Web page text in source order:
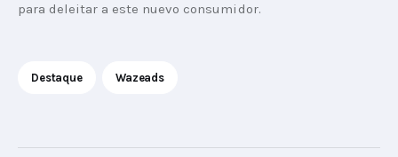
para deleitar a este nuevo consumidor.
Destaque Wazeads